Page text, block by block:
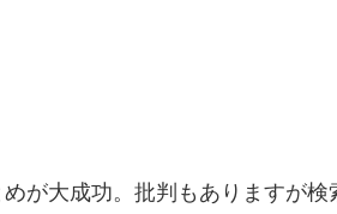
が大成功。批判もありますが